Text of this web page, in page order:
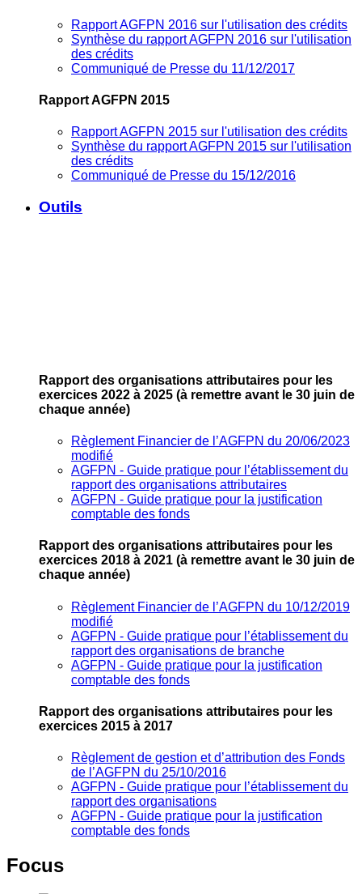
Rapport AGFPN 2016 sur l'utilisation des crédits
Synthèse du rapport AGFPN 2016 sur l'utilisation
des crédits
Communiqué de Presse du 11/12/2017
Rapport AGFPN 2015
Rapport AGFPN 2015 sur l'utilisation des crédits
Synthèse du rapport AGFPN 2015 sur l'utilisation
des crédits
Communiqué de Presse du 15/12/2016
Outils
Rapport des organisations attributaires pour les
exercices 2022 à 2025 (à remettre avant le 30 juin de
chaque année)
Règlement Financier de l’AGFPN du 20/06/2023
modifié
AGFPN ‐ Guide pratique pour l’établissement du
rapport des organisations attributaires
AGFPN ‐ Guide pratique pour la justification
comptable des fonds
Rapport des organisations attributaires pour les
exercices 2018 à 2021 (à remettre avant le 30 juin de
chaque année)
Règlement Financier de l’AGFPN du 10/12/2019
modifié
AGFPN ‐ Guide pratique pour l’établissement du
rapport des organisations de branche
AGFPN ‐ Guide pratique pour la justification
comptable des fonds
Rapport des organisations attributaires pour les
exercices 2015 à 2017
Règlement de gestion et d’attribution des Fonds
de l’AGFPN du 25/10/2016
AGFPN ‐ Guide pratique pour l’établissement du
rapport des organisations
AGFPN ‐ Guide pratique pour la justification
comptable des fonds
Focus